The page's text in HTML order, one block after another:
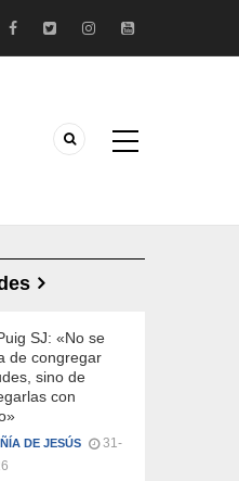
SJ: «No se
de congregar
sino de
con
DE JESÚS
31-